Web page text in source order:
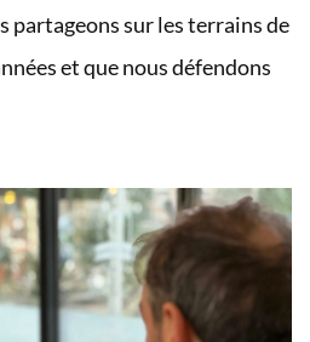
partageons sur les terrains de
et que nous défendons